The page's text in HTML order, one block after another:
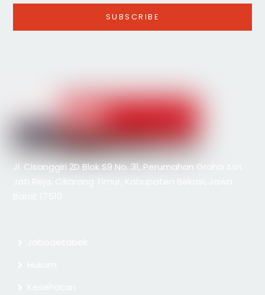
Jl. Cisanggiri 2D Blok S9 No. 31, Perumahan Graha Asri,
Jati Reja, Cikarang Timur, Kabupaten Bekasi, Jawa